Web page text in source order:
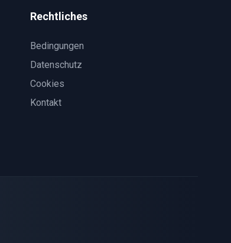
Rechtliches
Bedingungen
Datenschutz
Cookies
Kontakt